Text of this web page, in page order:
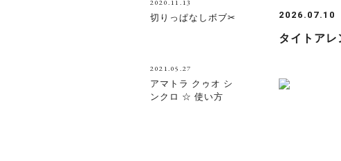
2026.07.10
タイトアレ
切りっぱなしボブ✂
2021.05.27
アマトラ クゥオ シ
ンクロ ☆ 使い方